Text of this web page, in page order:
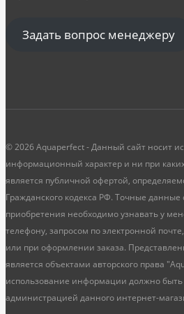
Задать вопрос менеджеру
© 2026 Aquaperfect - Данный сайт носит
информационный характер и ни при
является публичной офертой,
Гражданского кодекса РФ. Точные
приобретения необходимо узнавать у
телефону, запросом по электронной
или при оформлении заказа.
является объектами авторского права
использование информации должно быть
администрацией данного интернет-